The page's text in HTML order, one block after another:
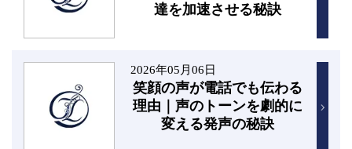
達を加速させる秘訣
2026年05月06日
笑顔の声が電話でも伝わる
理由｜声のトーンを劇的に
変える発声の秘訣